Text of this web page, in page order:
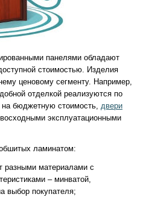
панелями обладают
стоимостью. Изделия
ценовому сегменту. Например,
отделкой реализуются по
бюджетную стоимость, двери
эксплуатационными
ламинатом:
разными материалами с
– минватой,
выбор покупателя;